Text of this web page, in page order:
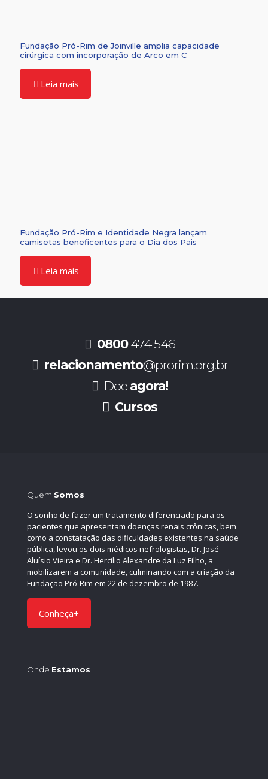
Fundação Pró-Rim de Joinville amplia capacidade
cirúrgica com incorporação de Arco em C
Leia mais
Fundação Pró-Rim e Identidade Negra lançam
camisetas beneficentes para o Dia dos Pais
Leia mais
0800474 546
relacionamento@prorim.org.br
Doe agora!
Cursos
Quem Somos
O sonho de fazer um tratamento diferenciado para os
pacientes que apresentam doenças renais crônicas, bem
como a constatação das dificuldades existentes na saúde
pública, levou os dois médicos nefrologistas, Dr. José
Aluísio Vieira e Dr. Hercilio Alexandre da Luz Filho, a
mobilizarem a comunidade, culminando com a criação da
Fundação Pró-Rim em 22 de dezembro de 1987.
Conheça+
Onde Estamos